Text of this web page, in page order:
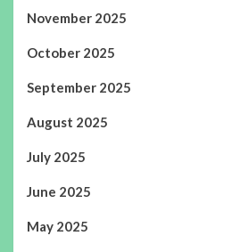
November 2025
October 2025
September 2025
August 2025
July 2025
June 2025
May 2025